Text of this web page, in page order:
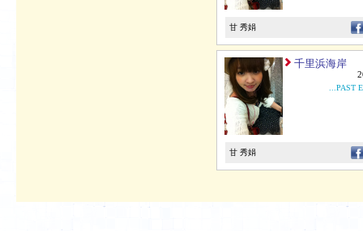
甘 秀娟
千里浜海岸
...PAST
甘 秀娟